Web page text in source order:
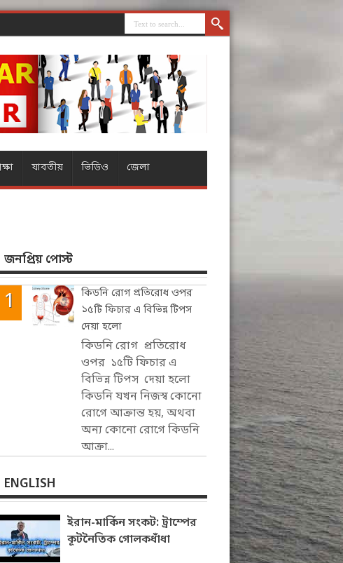
যাবতীয় ভিডিও জেলা
জনপ্রিয় পোস্ট
কিডনি রোগ প্রতিরোধ ওপর
১৫টি ফিচার এ বিভিন্ন টিপস
দেয়া হলো
কিডনি রোগ প্রতিরোধ
ওপর ১৫টি ফিচার এ
বিভিন্ন টিপস দেয়া হলো
কিডনি যখন নিজস্ব কোনো
রোগে আক্রান্ত হয়, অথবা
অন্য কোনো রোগে কিডনি
আক্রা...
ENGLISH
ইরান-মার্কিন সংকট: ট্রাম্পের
কূটনৈতিক গোলকধাঁধা